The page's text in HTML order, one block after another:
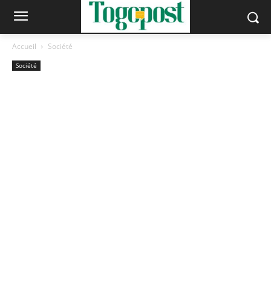
Accueil Société
Société